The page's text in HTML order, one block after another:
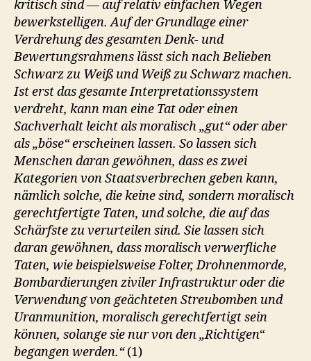
kritisch sind — auf relativ einfachen Wegen
bewerkstelligen. Auf der Grundlage einer
Verdrehung des gesamten Denk- und
Bewertungsrahmens lässt sich nach Belieben
Schwarz zu Weiß und Weiß zu Schwarz machen.
Ist erst das gesamte Interpretationssystem
verdreht, kann man eine Tat oder einen
Sachverhalt leicht als moralisch „gut“ oder aber
als „böse“ erscheinen lassen. So lassen sich
Menschen daran gewöhnen, dass es zwei
Kategorien von Staatsverbrechen geben kann,
nämlich solche, die keine sind, sondern moralisch
gerechtfertigte Taten, und solche, die auf das
Schärfste zu verurteilen sind. Sie lassen sich
daran gewöhnen, dass moralisch verwerfliche
Taten, wie beispielsweise Folter, Drohnenmorde,
Bombardierungen ziviler Infrastruktur oder die
Verwendung von geächteten Streubomben und
Uranmunition, moralisch gerechtfertigt sein
können, solange sie nur von den „Richtigen“
begangen werden.“(1)